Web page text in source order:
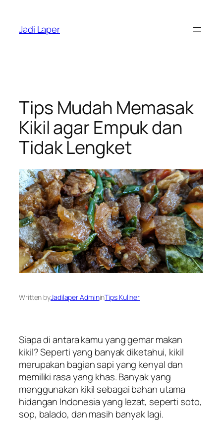
content
Jadi Laper
Tips Mudah Memasak
Kikil agar Empuk dan
Tidak Lengket
Written byJadilaper AdmininTips Kuliner
Siapa di antara kamu yang gemar makan
kikil? Seperti yang banyak diketahui, kikil
merupakan bagian sapi yang kenyal dan
memiliki rasa yang khas. Banyak yang
menggunakan kikil sebagai bahan utama
hidangan Indonesia yang lezat, seperti soto,
sop, balado, dan masih banyak lagi.